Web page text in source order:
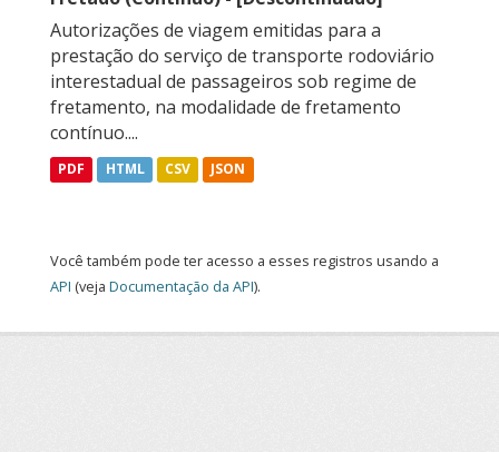
Autorizações de viagem emitidas para a
prestação do serviço de transporte rodoviário
interestadual de passageiros sob regime de
fretamento, na modalidade de fretamento
contínuo....
PDF HTML CSV JSON
Você também pode ter acesso a esses registros usando a
API (veja Documentação da API).